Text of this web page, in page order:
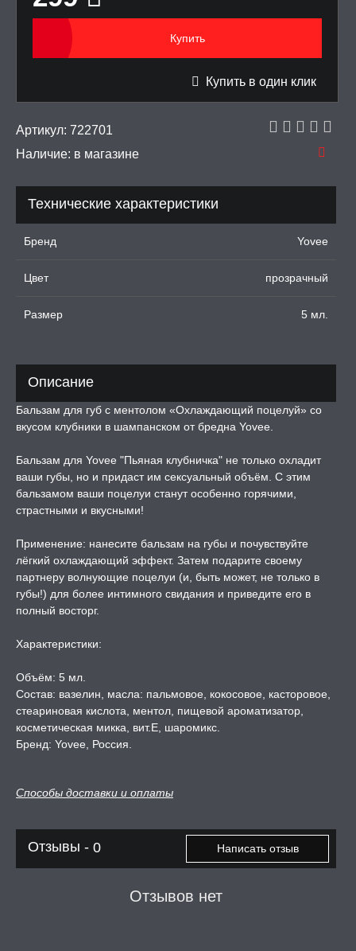
для увеличения
ДЛЯ
КОЛЬЦА И
НА ЧЛЕН
ФЕРОМОНЫ
ВИБРОЯЙЦА,
ДЛЯ СЕКСА
ПРИКОЛЫ,
УПАКОВКА
ЧАШИ И
ДЛЯ СЕКСА
КАРТА
-50%, ТОВАР ЗА
ОБРАЗ
Купить
Купить в один клик
Артикул: 722701
Наличие: в магазине
Технические характеристики
Бренд Yovee
Цвет прозрачный
Размер 5 мл.
Описание
Бальзам для губ с ментолом «Охлаждающий поцелуй» со
вкусом клубники в шампанском от бредна Yovee.
Бальзам для Yovee "Пьяная клубничка" не только охладит
ваши губы, но и придаст им сексуальный объём. С этим
бальзамом ваши поцелуи станут особенно горячими,
страстными и вкусными!
Применение: нанесите бальзам на губы и почувствуйте
лёгкий охлаждающий эффект. Затем подарите своему
партнеру волнующие поцелуи (и, быть может, не только в
губы!) для более интимного свидания и приведите его в
полный восторг.
Характеристики:
Объём: 5 мл.
Состав: вазелин, масла: пальмовое, кокосовое, касторовое,
стеариновая кислота, ментол, пищевой ароматизатор,
косметическая микка, вит.Е, шаромикс.
Бренд: Yovee, Россия.
Способы доставки и оплаты
Отзывы - 0 Написать отзыв
Отзывов нет